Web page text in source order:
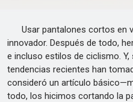
Usar pantalones cortos en
innovador. Después de todo,
e incluso estilos de ciclismo.
tendencias recientes han
consideró un artículo
todo, los hicimos cortando la